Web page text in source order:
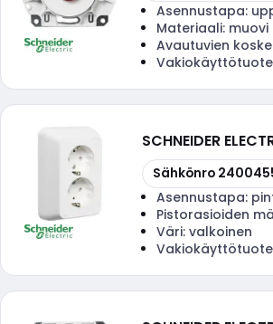
Asennustapa:
Materiaali: muovi
Avautuvien
Vakiokäyttötuote
SCHNEIDER
Kopioi
Sähkönro
Asennustapa:
Pistorasioiden
Väri: valkoinen
Vakiokäyttötuote